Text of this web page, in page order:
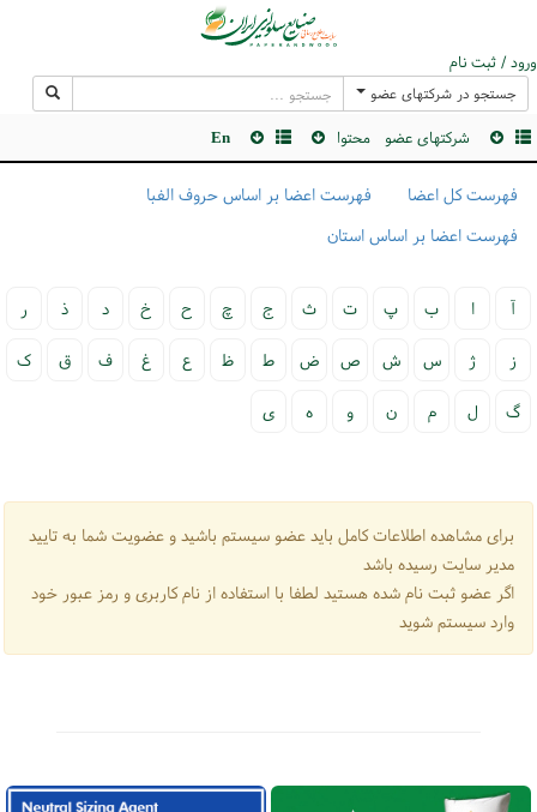
ورود / ثبت نام
جستجو در شرکتهای عضو
شرکتهای عضو محتوا En
فهرست کل اعضا
فهرست اعضا بر اساس حروف الفبا
فهرست اعضا بر اساس استان
آ ا ب پ ت ث ج چ ح خ د ذ ر
ز ژ س ش ص ض ط ظ ع غ ف ق ک
گ ل م ن و ه ی
برای مشاهده اطلاعات کامل باید عضو سیستم باشید و عضویت شما به تایید
مدیر سایت رسیده باشد
اگر عضو ثبت نام شده هستید لطفا با استفاده از نام کاربری و رمز عبور خود
وارد سیستم شوید